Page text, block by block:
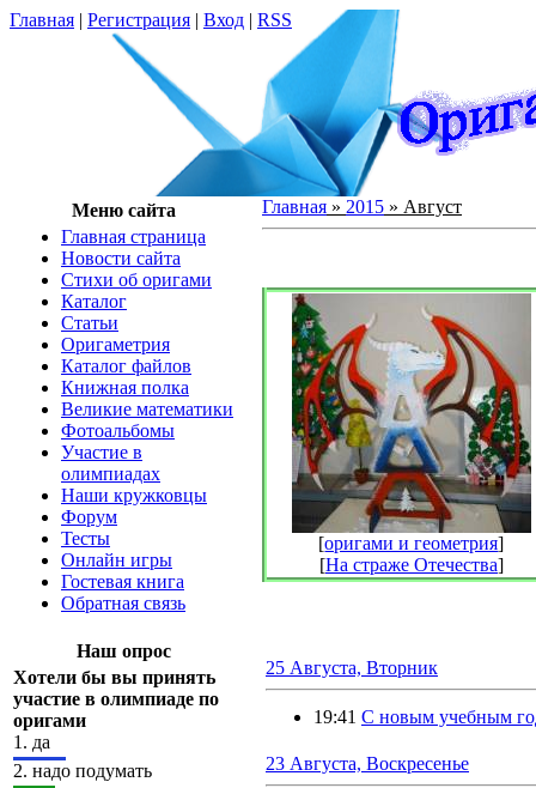
Главная | Регистрация | Вход | RSS
Меню сайта
Главная страница
Новости сайта
Cтихи об оригами
Каталог
Статьи
Оригаметрия
Каталог файлов
Книжная полка
Великие математики
Фотоальбомы
Участие в
олимпиадах
Наши кружковцы
Форум
Тесты
Онлайн игры
Гостевая книга
Обратная связь
Наш опрос
Хотели бы вы принять
участие в олимпиаде по
оригами
1. да
2. надо подумать
Главная » 2015 » Август
[оригами и геометрия]
[На страже Отечества]
25 Августа, Вторник
19:41 С новым учебным
23 Августа, Воскресенье